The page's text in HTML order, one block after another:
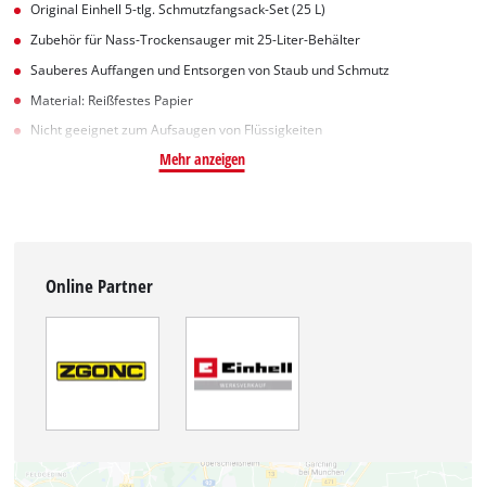
Original Einhell 5-tlg. Schmutzfangsack-Set (25 L)
Zubehör für Nass-Trockensauger mit 25-Liter-Behälter
Sauberes Auffangen und Entsorgen von Staub und Schmutz
Material: Reißfestes Papier
Nicht geeignet zum Aufsaugen von Flüssigkeiten
Mehr anzeigen
Online Partner